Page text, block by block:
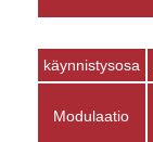
käynnistysosa
Modulaatio